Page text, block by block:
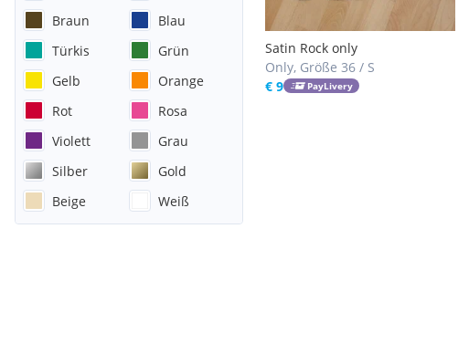
Braun
Blau
Türkis
Grün
Gelb
Orange
Rot
Rosa
Violett
Grau
Silber
Gold
Beige
Weiß
Satin Rock only
Only, Größe 36 / S
€ 9
PayLivery